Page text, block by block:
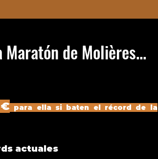
de Molières...
para ella si baten el récord de la
actuales